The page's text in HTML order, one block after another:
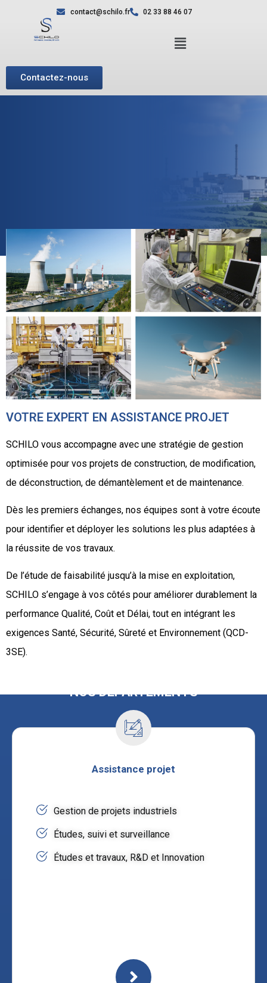
contact@schilo.fr 02 33 88 46 07
Contactez-nous
VOTRE EXPERT EN ASSISTANCE PROJET
SCHILO vous accompagne avec une stratégie de gestion
optimisée pour vos projets de construction, de modification,
de déconstruction, de démantèlement et de maintenance.
Dès les premiers échanges, nos équipes sont à votre écoute
pour identifier et déployer les solutions les plus adaptées à
la réussite de vos travaux.
De l’étude de faisabilité jusqu’à la mise en exploitation,
SCHILO s’engage à vos côtés pour améliorer durablement la
performance Qualité, Coût et Délai, tout en intégrant les
exigences Santé, Sécurité, Sûreté et Environnement (QCD-
3SE).
NOS DÉPARTEMENTS
Assistance projet
Gestion de projets industriels
Études, suivi et surveillance
Études et travaux, R&D et Innovation